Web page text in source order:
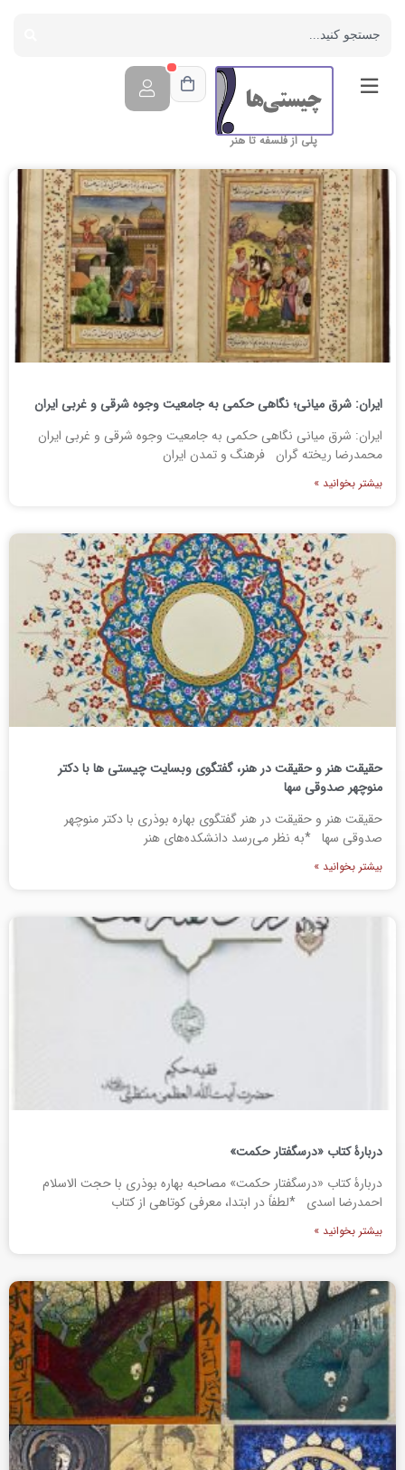
پلی از فلسفه تا هنر
ایران: شرق میانی؛ نگاهی حکمی به جامعیت وجوه شرقی و غربی ایران
ایران: شرق میانی نگاهی حکمی به جامعیت وجوه شرقی و غربی ایران
محمدرضا ریخته گران فرهنگ و تمدن ایران
بیشتر بخوانید »
حقیقت هنر و حقیقت در هنر، گفتگوی وبسایت چیستی ها با دکتر
منوچهر صدوقی سها
حقیقت هنر و حقیقت در هنر گفتگوی بهاره بوذری با دکتر منوچهر
صدوقی سها *به نظر می‌رسد دانشکده‌های هنر
بیشتر بخوانید »
دربارۀ کتاب «درسگفتار حکمت»
دربارۀ کتاب «درسگفتار حکمت» مصاحبه بهاره بوذری با حجت الاسلام
احمدرضا اسدی *لطفاً در ابتدا، معرفی‌ کوتاهی از کتاب
بیشتر بخوانید »